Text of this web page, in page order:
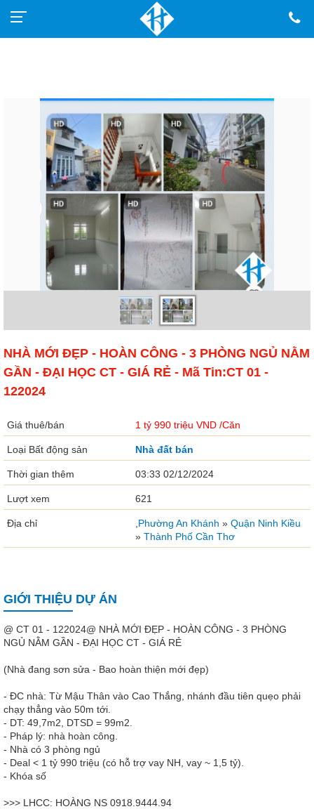
NHÀ MỚI ĐẸP - HOÀN CÔNG - 3 PHÒNG NGỦ NẰM
GẦN - ĐẠI HỌC CT - GIÁ RẺ - Mã Tin:CT 01 -
122024
Giá thuê/bán 1 tỷ 990 triệu VND /Căn
Loại Bất động sản Nhà đất bán
Thời gian thêm 03:33 02/12/2024
Lượt xem 621
Địa chỉ Phường An Khánh » Quận Ninh Kiều
» Thành Phố Cần Thơ
GIỚI THIỆU DỰ ÁN
@ CT 01 - 122024@ NHÀ MỚI ĐẸP - HOÀN CÔNG - 3 PHÒNG
NGỦ NẰM GẦN - ĐẠI HỌC CT - GIÁ RẺ
(Nhà đang sơn sửa - Bao hoàn thiện mới đẹp)
- ĐC nhà: Từ Mậu Thân vào Cao Thắng, nhánh đầu tiên quẹo phải
chạy thẳng vào 50m tới.
- DT: 49,7m2, DTSD = 99m2.
- Pháp lý: nhà hoàn công.
- Nhà có 3 phòng ngủ
- Deal < 1 tỷ 990 triệu (có hỗ trợ vay NH, vay ~ 1,5 tỷ).
- Khóa số
>>> LHCC: HOÀNG NS 0918.9444.94